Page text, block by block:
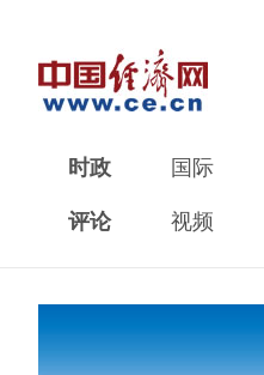
时政 国际
评论 视频